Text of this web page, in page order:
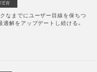
なまでにユーザー目線を保ちつ
適解をアップデートし続ける。